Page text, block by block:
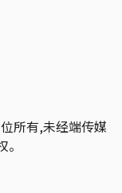
所有,未经端传媒